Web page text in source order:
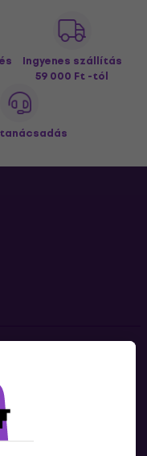
Ingyenes szállítás
59 000 Ft -tól